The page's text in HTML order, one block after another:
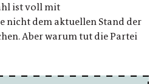
ist voll mit
nicht dem aktuellen Stand der
Aber warum tut die Partei